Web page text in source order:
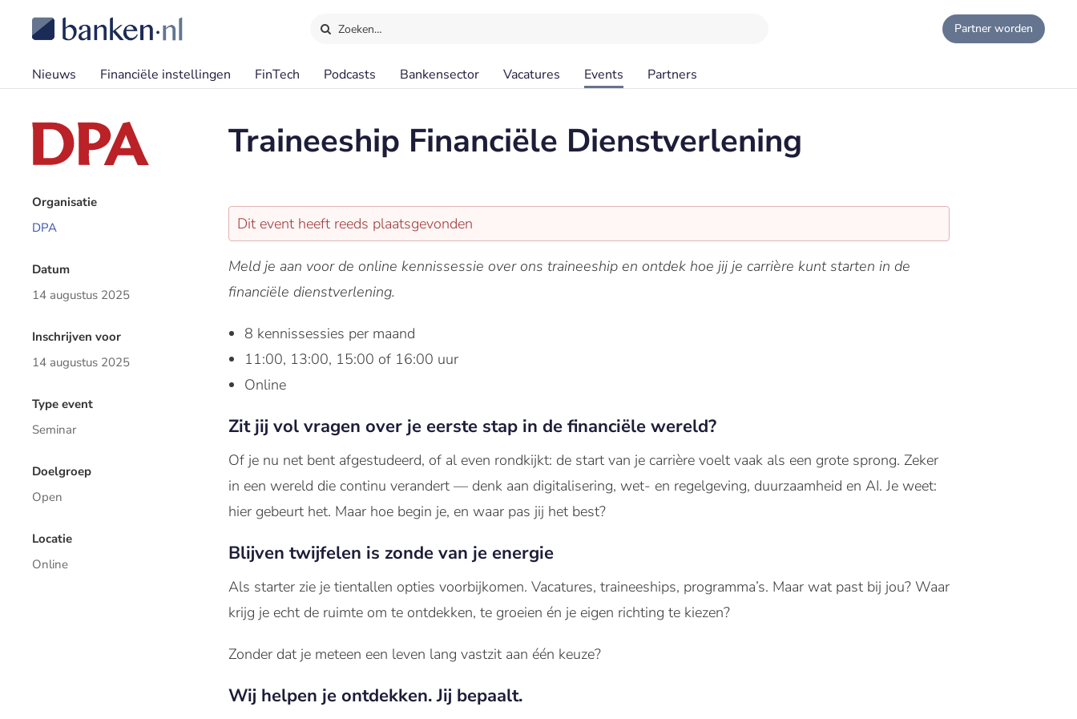
Zoeken… Partner worden
Nieuws Financiële instellingen FinTech Podcasts Bankensector Vacatures Events Partners
Traineeship Financiële Dienstverlening
Organisatie
DPA
Datum
14 augustus 2025
Inschrijven voor
14 augustus 2025
Type event
Seminar
Doelgroep
Open
Locatie
Online
Dit event heeft reeds plaatsgevonden
Meld je aan voor de online kennissessie over ons traineeship en ontdek hoe jij je carrière kunt starten in de
financiële dienstverlening.
8 kennissessies per maand
11:00, 13:00, 15:00 of 16:00 uur
Online
Zit jij vol vragen over je eerste stap in de financiële wereld?
Of je nu net bent afgestudeerd, of al even rondkijkt: de start van je carrière voelt vaak als een grote sprong. Zeker
in een wereld die continu verandert — denk aan digitalisering, wet- en regelgeving, duurzaamheid en AI. Je weet:
hier gebeurt het. Maar hoe begin je, en waar pas jij het best?
Blijven twijfelen is zonde van je energie
Als starter zie je tientallen opties voorbijkomen. Vacatures, traineeships, programma’s. Maar wat past bij jou? Waar
krijg je echt de ruimte om te ontdekken, te groeien én je eigen richting te kiezen?
Zonder dat je meteen een leven lang vastzit aan één keuze?
Wij helpen je ontdekken. Jij bepaalt.